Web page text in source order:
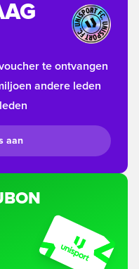
te ontvangen
andere leden
aan